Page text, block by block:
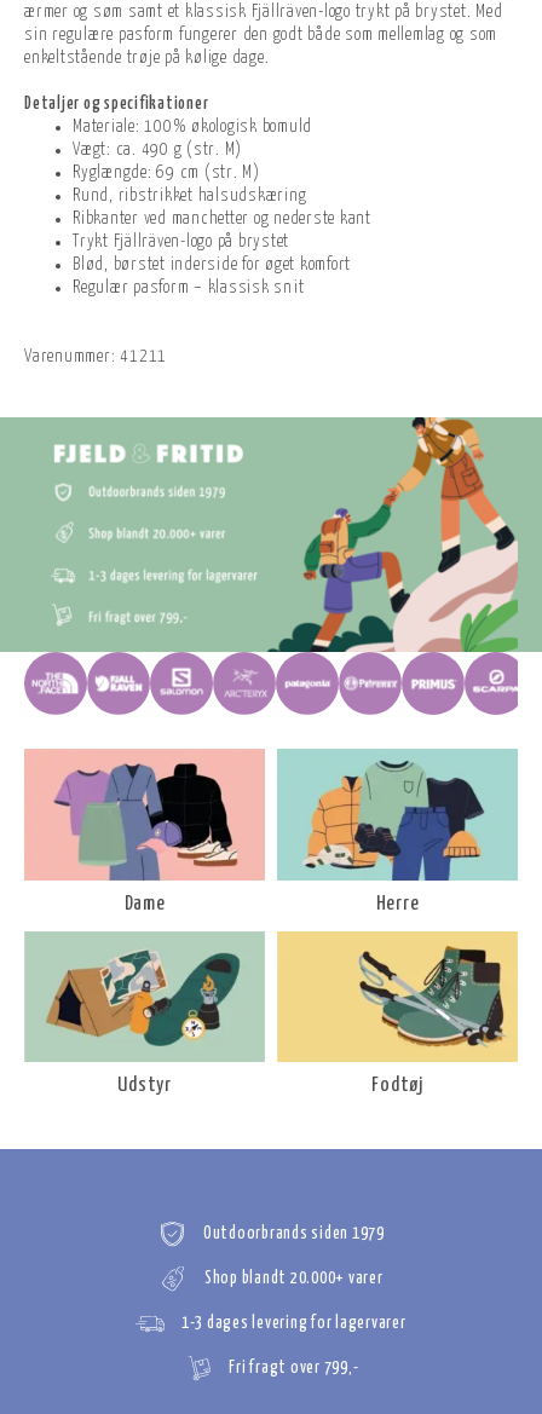
ærmer og søm samt et klassisk Fjällräven-logo trykt på brystet. Med
sin regulære pasform fungerer den godt både som mellemlag og som
enkeltstående trøje på kølige dage.
Detaljer og specifikationer
Materiale: 100% økologisk bomuld
Vægt: ca. 490 g (str. M)
Ryglængde: 69 cm (str. M)
Rund, ribstrikket halsudskæring
Ribkanter ved manchetter og nederste kant
Trykt Fjällräven-logo på brystet
Blød, børstet inderside for øget komfort
Regulær pasform – klassisk snit
Varenummer: 41211
Dame Herre
Udstyr Fodtøj
Outdoorbrands siden 1979
Shop blandt 20.000+ varer
1-3 dages levering for lagervarer
Fri fragt over 799,-